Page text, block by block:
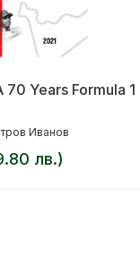
70 Years Formula 1
Иванов
лв.)